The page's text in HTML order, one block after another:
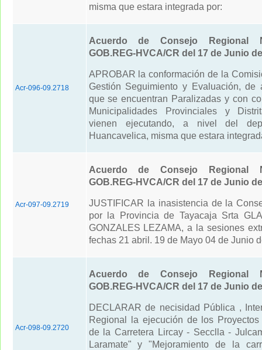
misma que estara integrada por:
Acr-096-09.2718
Acuerdo de Consejo Regional
GOB.REG-HVCA/CR del 17 de Junio
APROBAR la conformación de la
Gestión Seguimiento y Evaluación, de
que se encuentran Paralizadas y con
Municipalidades Provinciales y
vienen ejecutando, a nivel del
Huancavelica, misma que estara
Acr-097-09.2719
Acuerdo de Consejo Regional
GOB.REG-HVCA/CR del 17 de Junio
JUSTIFICAR la inasistencia de la
por la Provincia de Tayacaja Srta
GONZALES LEZAMA, a la sesiones
fechas 21 abril. 19 de Mayo 04 de Junio
Acr-098-09.2720
Acuerdo de Consejo Regional
GOB.REG-HVCA/CR del 17 de Junio
DECLARAR de necisidad Pública ,
Regional la ejecución de los Proyectos
de la Carretera Lircay - Secclla -
Laramate" y "Mejoramiento de la